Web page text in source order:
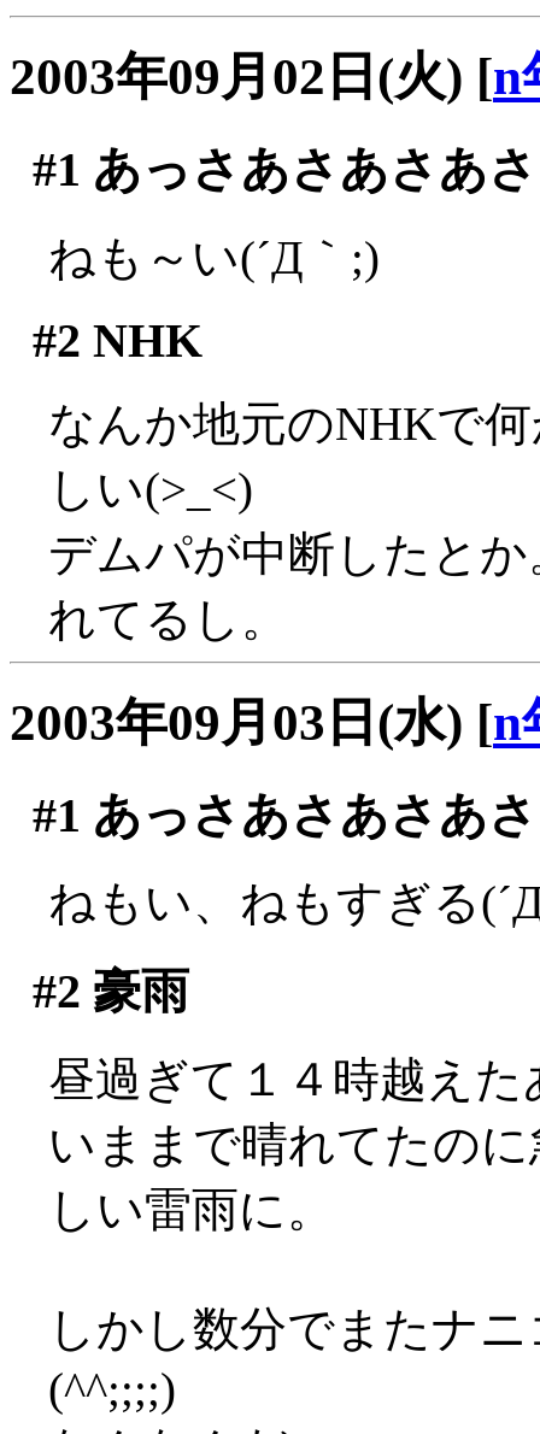
2003年09月02日(火) [n
#1 あっさあさあさあ
ねも～い(´Д｀;)
#2 NHK
なんか地元のNHKで
しい(>_<)
デムパが中断したと
れてるし。
2003年09月03日(水) [n
#1 あっさあさあさあ
ねもい、ねもすぎる
#2 豪雨
昼過ぎて１４時越え
いままで晴れてたの
しい雷雨に。
しかし数分でまたナ
(^^;;;;)